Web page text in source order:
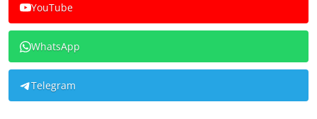
YouTube
WhatsApp
Telegram